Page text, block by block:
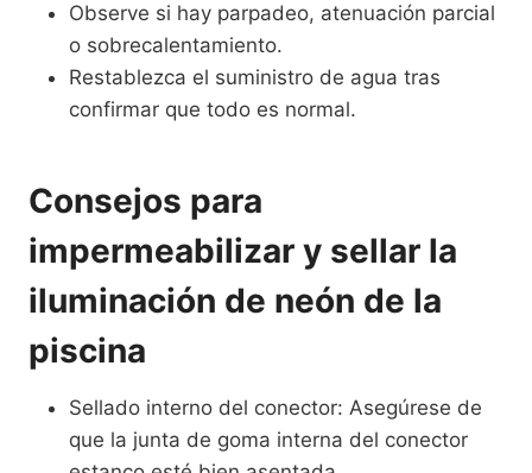
Observe si hay parpadeo, atenuación parcial
o sobrecalentamiento.
Restablezca el suministro de agua tras
confirmar que todo es normal.
Consejos para
impermeabilizar y sellar la
iluminación de neón de la
piscina
Sellado interno del conector: Asegúrese de
que la junta de goma interna del conector